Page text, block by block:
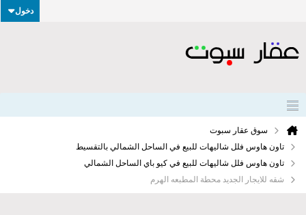
دخول
سوق عقار سبوت
تاون هاوس فلل شاليهات للبيع في الساحل الشمالي بالتقسيط
تاون هاوس فلل شاليهات للبيع في كيو باي الساحل الشمالي
شقه للايجار الجديد محطة المطبعه الهرم